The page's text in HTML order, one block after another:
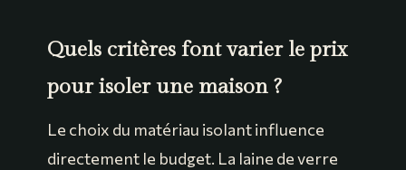
Quels critères font varier le prix
pour isoler une maison ?
Le choix du matériau isolant influence
directement le budget. La laine de verre